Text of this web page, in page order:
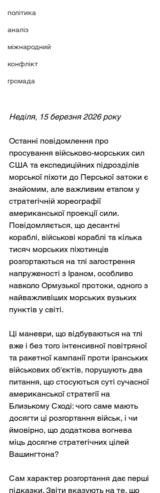
політика
аналіз
міжнародний
конфлікт
громада
Неділя, 15 березня 2026 року
Останні повідомлення про
просування військово-морських сил
США та експедиційних підрозділів
морської піхоти до Перської затоки є
знайомим, але важливим етапом у
стратегічній хореографії
американської проекції сили.
Повідомляється, що десантні
кораблі, військові кораблі та кілька
тисяч морських піхотинців
розгортаються на тлі загострення
напруженості з Іраном, особливо
навколо Ормузької протоки, одного з
найважливіших морських вузьких
пунктів у світі.
Ці маневри, що відбуваються на тлі
вже і без того інтенсивної повітряної
та ракетної кампанії проти іранських
військових об'єктів, порушують два
питання, що стосуються суті сучасної
американської стратегії на
Близькому Сході: чого саме мають
досягти ці розгортання військ, і чи
ймовірно, що додаткова вогнева
міць досягне стратегічних цілей
Вашингтона?
Сам характер розгортання дає перші
підказки. Звіти вказують на те, що